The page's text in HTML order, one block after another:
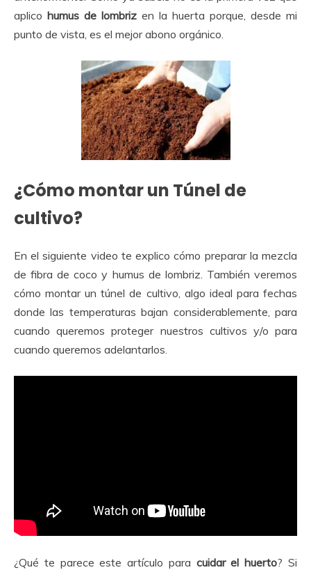
aplico humus de lombriz en la huerta porque, desde mi
punto de vista, es el mejor abono orgánico.
¿Cómo montar un Túnel de
cultivo?
En el siguiente video te explico cómo preparar la mezcla
de fibra de coco y humus de lombriz. También veremos
cómo montar un túnel de cultivo, algo ideal para fechas
donde las temperaturas bajan considerablemente, para
cuando queremos proteger nuestros cultivos y/o para
cuando queremos adelantarlos.
¿Qué te parece este artículo para cuidar el huerto? Si